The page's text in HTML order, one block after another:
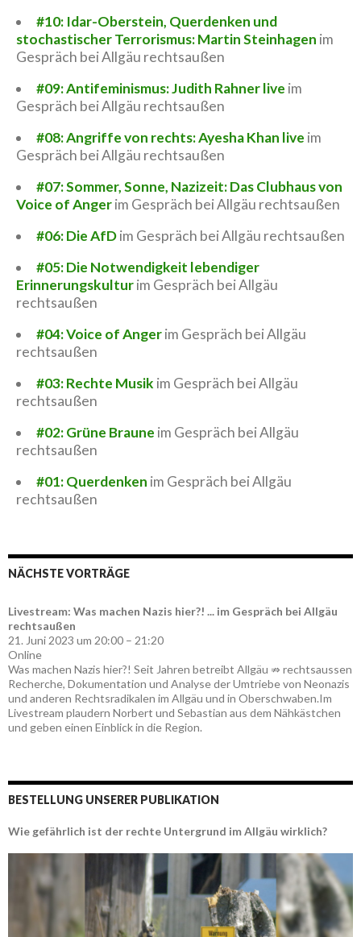
#10: Idar-Oberstein, Querdenken und
stochastischer Terrorismus: Martin Steinhagen im
Gespräch bei Allgäu rechtsaußen
#09: Antifeminismus: Judith Rahner live im
Gespräch bei Allgäu rechtsaußen
#08: Angriffe von rechts: Ayesha Khan live im
Gespräch bei Allgäu rechtsaußen
#07: Sommer, Sonne, Nazizeit: Das Clubhaus von
Voice of Angerim Gespräch bei Allgäu rechtsaußen
#06: Die AfDim Gespräch bei Allgäu rechtsaußen
#05: Die Notwendigkeit lebendiger
Erinnerungskulturim Gespräch bei Allgäu
rechtsaußen
#04: Voice of Angerim Gespräch bei Allgäu
rechtsaußen
#03: Rechte Musik im Gespräch bei Allgäu
rechtsaußen
#02: Grüne Braune im Gespräch bei Allgäu
rechtsaußen
#01: Querdenken im Gespräch bei Allgäu
rechtsaußen
NÄCHSTE VORTRÄGE
Livestream: Was machen Nazis hier?! ... im Gespräch bei Allgäu
rechtsaußen
21. Juni 2023 um 20:00 – 21:20
Online
Was machen Nazis hier?! Seit Jahren betreibt Allgäu ⇏ rechtsaussen
Recherche, Dokumentation und Analyse der Umtriebe von Neonazis
und anderen Rechtsradikalen im Allgäu und in Oberschwaben.Im
Livestream plaudern Norbert und Sebastian aus dem Nähkästchen
und geben einen Einblick in die Region.
BESTELLUNG UNSERER PUBLIKATION
Wie gefährlich ist der rechte Untergrund im Allgäu wirklich?